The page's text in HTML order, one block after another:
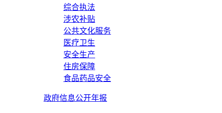
综合执法
涉农补贴
公共文化服务
医疗卫生
安全生产
住房保障
食品药品安全
政府信息公开年报